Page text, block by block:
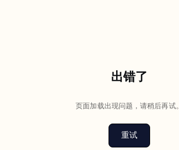
出错了
页面加载出现问题，请稍后再试。
重试